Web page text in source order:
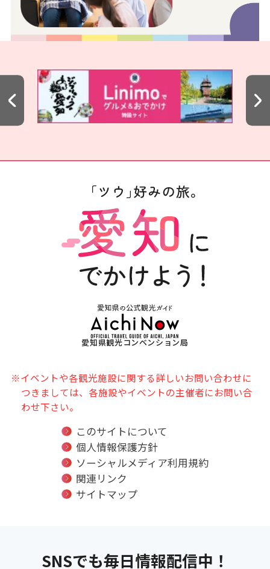
愛知県観光コンベンション局
※イベントや各観光施設に関する詳しいお問い合わせに
つきましては、各施設やイベントの主催者にお問い合
わせ下さい。
このサイトについて
個人情報保護方針
ソーシャルメディア利用規約
関連リンク
サイトマップ
SNSでも毎日情報配信中！